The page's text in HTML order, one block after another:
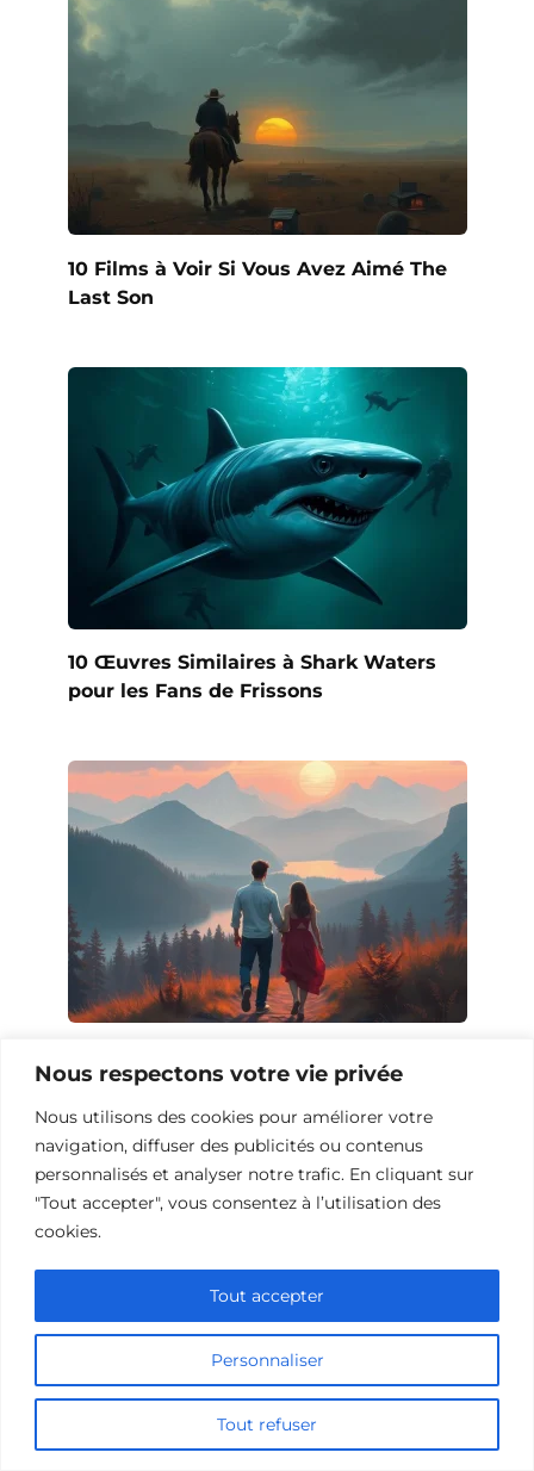
Nous respectons votre vie privée
Nous utilisons des cookies pour améliorer votre
navigation, diffuser des publicités ou contenus
personnalisés et analyser notre trafic. En cliquant sur
"Tout accepter", vous consentez à l’utilisation des
cookies.
Personnaliser
Tout refuser
Tout accepter
10 Films à Voir Si Vous Avez Aimé The
Last Son
10 Œuvres Similaires à Shark Waters
pour les Fans de Frissons
Opération Love
10 Œuvres Similaires à Urban Racer